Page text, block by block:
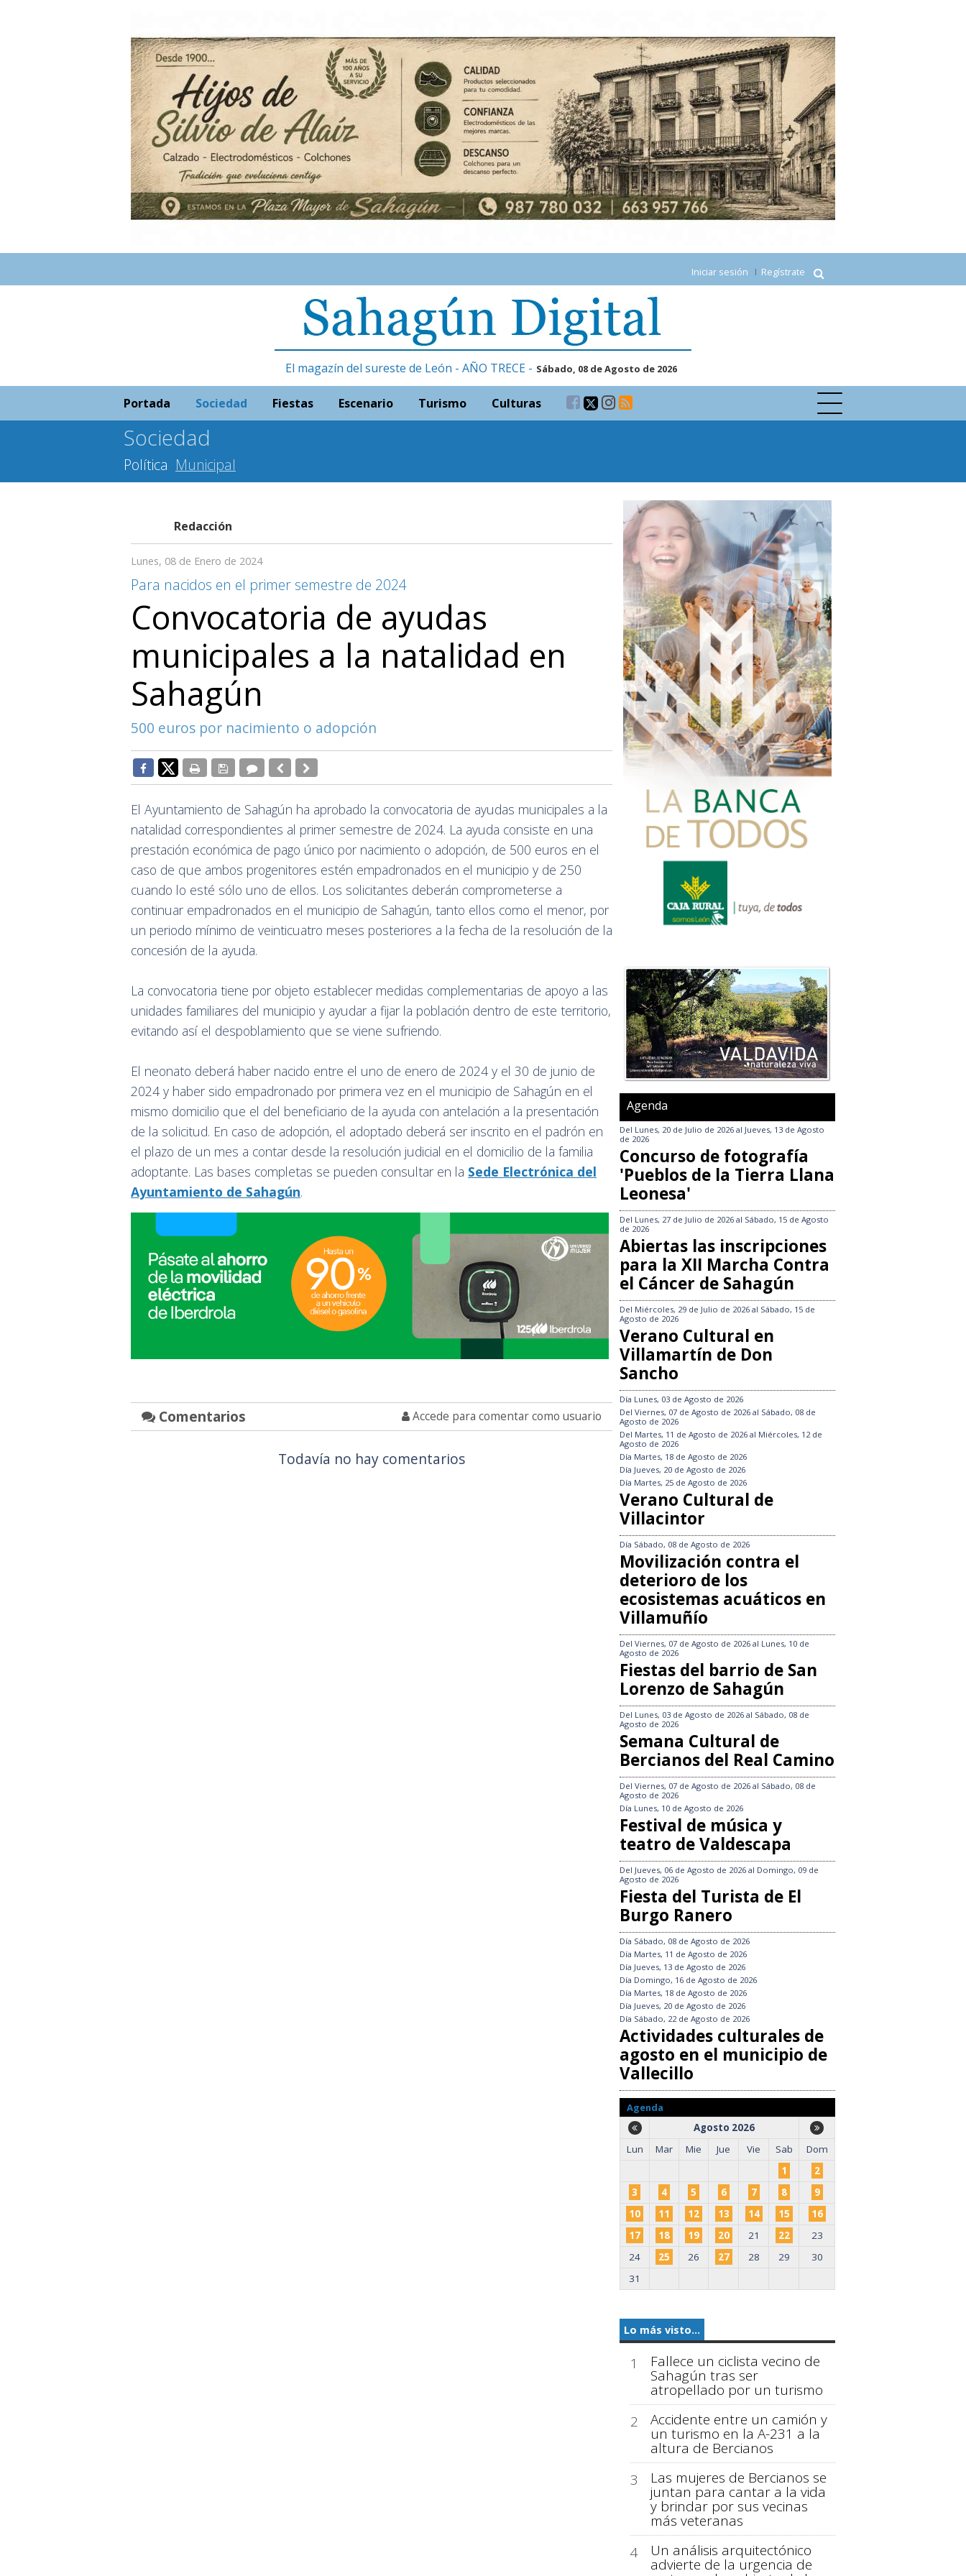
Iniciar sesión Regístrate
El magazín del sureste de León - AÑO TRECE - Sábado, 08 de Agosto de 2026
Portada Sociedad Fiestas Escenario Turismo Culturas
Sociedad
Política Municipal
Redacción
Lunes, 08 de Enero de 2024
Para nacidos en el primer semestre de 2024
Convocatoria de ayudas
municipales a la natalidad en
Sahagún
500 euros por nacimiento o adopción
El Ayuntamiento de Sahagún ha aprobado la convocatoria de ayudas municipales a la
natalidad correspondientes al primer semestre de 2024. La ayuda consiste en una
prestación económica de pago único por nacimiento o adopción, de 500 euros en el
caso de que ambos progenitores estén empadronados en el municipio y de 250
cuando lo esté sólo uno de ellos. Los solicitantes deberán comprometerse a
continuar empadronados en el municipio de Sahagún, tanto ellos como el menor, por
un periodo mínimo de veinticuatro meses posteriores a la fecha de la resolución de la
concesión de la ayuda.
La convocatoria tiene por objeto establecer medidas complementarias de apoyo a las
unidades familiares del municipio y ayudar a fijar la población dentro de este territorio,
evitando así el despoblamiento que se viene sufriendo.
El neonato deberá haber nacido entre el uno de enero de 2024 y el 30 de junio de
2024 y haber sido empadronado por primera vez en el municipio de Sahagún en el
mismo domicilio que el del beneficiario de la ayuda con antelación a la presentación
de la solicitud. En caso de adopción, el adoptado deberá ser inscrito en el padrón en
el plazo de un mes a contar desde la resolución judicial en el domicilio de la familia
adoptante. Las bases completas se pueden consultar en la Sede Electrónica del
Ayuntamiento de Sahagún.
Comentarios Accede para comentar como usuario
Todavía no hay comentarios
Agenda
Del Lunes, 20 de Julio de 2026 al Jueves, 13 de Agosto
de 2026
Concurso de fotografía
'Pueblos de la Tierra Llana
Leonesa'
Del Lunes, 27 de Julio de 2026 al Sábado, 15 de Agosto
de 2026
Abiertas las inscripciones
para la XII Marcha Contra
el Cáncer de Sahagún
Del Miércoles, 29 de Julio de 2026 al Sábado, 15 de
Agosto de 2026
Verano Cultural en
Villamartín de Don
Sancho
Día Lunes, 03 de Agosto de 2026
Del Viernes, 07 de Agosto de 2026 al Sábado, 08 de
Agosto de 2026
Del Martes, 11 de Agosto de 2026 al Miércoles, 12 de
Agosto de 2026
Día Martes, 18 de Agosto de 2026
Día Jueves, 20 de Agosto de 2026
Día Martes, 25 de Agosto de 2026
Verano Cultural de
Villacintor
Día Sábado, 08 de Agosto de 2026
Movilización contra el
deterioro de los
ecosistemas acuáticos en
Villamuñío
Del Viernes, 07 de Agosto de 2026 al Lunes, 10 de
Agosto de 2026
Fiestas del barrio de San
Lorenzo de Sahagún
Del Lunes, 03 de Agosto de 2026 al Sábado, 08 de
Agosto de 2026
Semana Cultural de
Bercianos del Real Camino
Del Viernes, 07 de Agosto de 2026 al Sábado, 08 de
Agosto de 2026
Día Lunes, 10 de Agosto de 2026
Festival de música y
teatro de Valdescapa
Del Jueves, 06 de Agosto de 2026 al Domingo, 09 de
Agosto de 2026
Fiesta del Turista de El
Burgo Ranero
Día Sábado, 08 de Agosto de 2026
Día Martes, 11 de Agosto de 2026
Día Jueves, 13 de Agosto de 2026
Día Domingo, 16 de Agosto de 2026
Día Martes, 18 de Agosto de 2026
Día Jueves, 20 de Agosto de 2026
Día Sábado, 22 de Agosto de 2026
Actividades culturales de
agosto en el municipio de
Vallecillo
Agenda
Agosto 2026
Lun
Mar Mie Jue Vie Sab
Dom
1
2
3
4 5 6 7 8
9
10
11 12 13 14 15
16
17
18 19 20 21 22
23
24
25 26 27 28 29
30
31
Lo más visto...
1 Fallece un ciclista vecino de
Sahagún tras ser
atropellado por un turismo
2
Accidente entre un camión y
un turismo en la A-231 a la
altura de Bercianos
3
Las mujeres de Bercianos se
juntan para cantar a la vida
y brindar por sus vecinas
más veteranas
4
Un análisis arquitectónico
advierte de la urgencia de